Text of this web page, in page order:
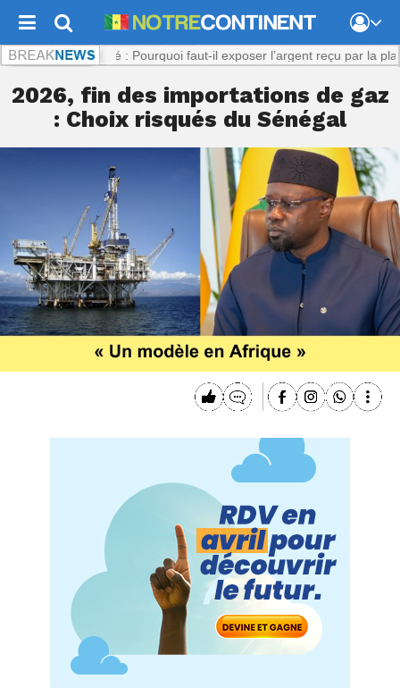
Viol présumé : Pourquoi faut-il exposer l’argent reçu par la plaignante
2026, fin des importations de gaz
: Choix risqués du Sénégal